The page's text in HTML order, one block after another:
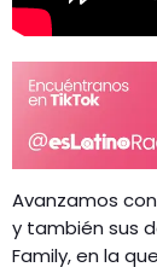
Avanzamos
y también sus
Family, en la